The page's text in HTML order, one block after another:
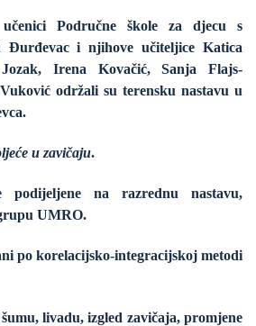
Područne škole za djecu s
Đurđevaci njihove učiteljice Katica
Irena Kovačić, Sanja Flajs-
održali su terensku nastavu u
u zavičaju.
na razrednu nastavu,
UMRO.
po korelacijsko-integracijskoj metodi
livadu, izgled zavičaja, promjene